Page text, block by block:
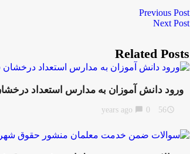
Previous Post
Next Post
Related Posts
ورود دانش آموزان به مدارس استعداد
access_time
56 years ago
chat_bubble 0